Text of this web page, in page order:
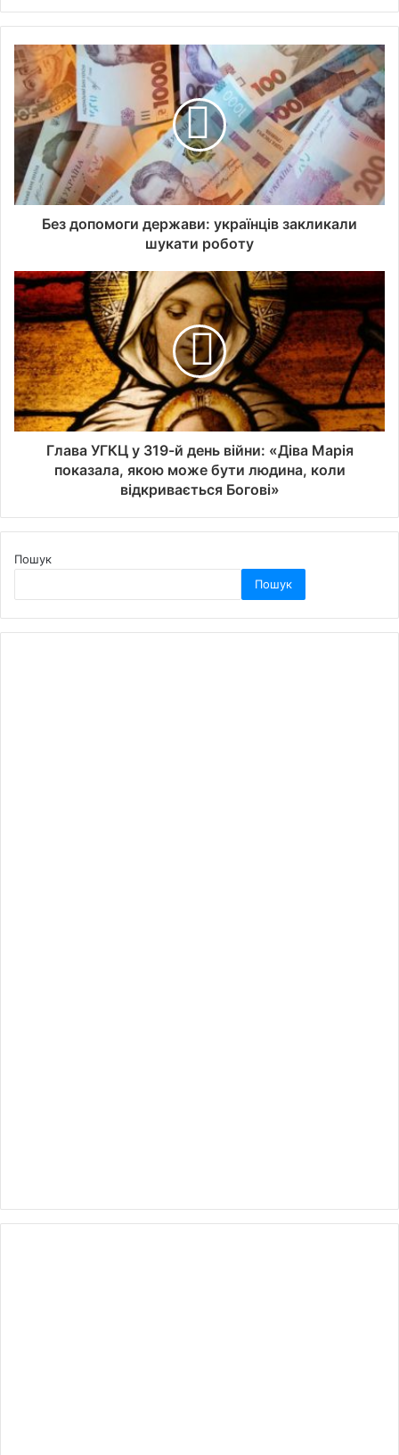
Без допомоги держави: українців закликали
шукати роботу
Глава УГКЦ у 319-й день війни: «Діва Марія
показала, якою може бути людина, коли
відкривається Богові»
Пошук
Пошук